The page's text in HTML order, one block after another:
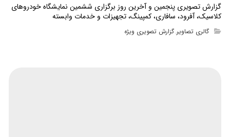
گزارش تصویری پنجمین و آخرین روز برگزاری ششمین نمایشگاه خودروهای
کلاسیک، آفرود، سافاری، کمپینگ، تجهیزات و خدمات وابسته
گالری تصاویر,گزارش تصویری ویژه